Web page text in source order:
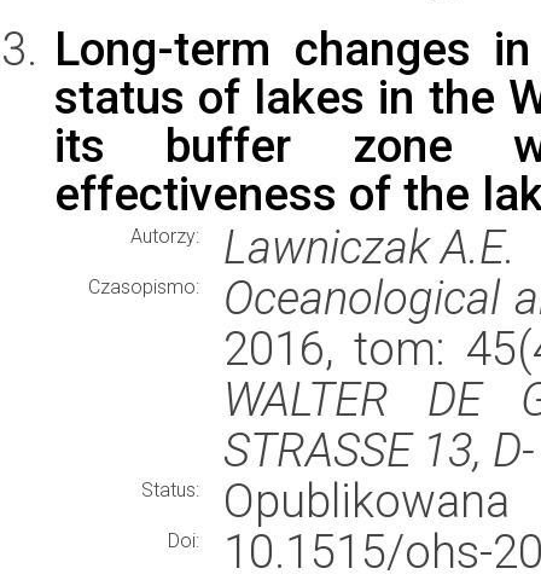
Long-term changes
status of lakes in the
its buffer zone
effectiveness of the
Autorzy: Lawniczak A.E.
Czasopismo:
Oceanological
2016, tom:
WALTER DE
STRASSE 13,
Status: Opublikowana
Doi:
10.1515/ohs-